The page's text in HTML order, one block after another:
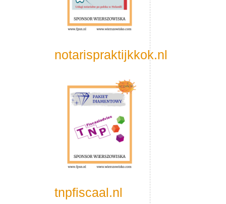
notarispraktijkkok.nl
tnpfiscaal.nl